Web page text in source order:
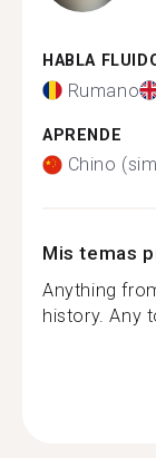
HABLA
Rumano
APRENDE
Chino
Mis temas
Anything
history. Any